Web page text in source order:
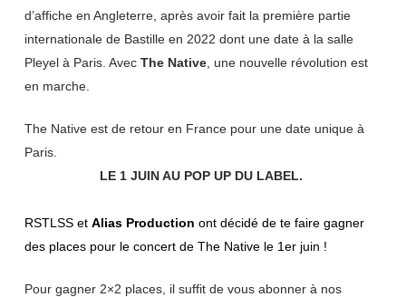
d’affiche en Angleterre, après avoir fait la première partie
internationale de Bastille en 2022 dont une date à la salle
Pleyel à Paris. Avec The Native, une nouvelle révolution est
en marche.
The Native est de retour en France pour une date unique à
Paris.
LE 1 JUIN AU POP UP DU LABEL.
RSTLSS et Alias Production ont décidé de te faire gagner
des places pour le concert de The Native le 1er juin !
Pour gagner 2×2 places, il suffit de vous abonner à nos